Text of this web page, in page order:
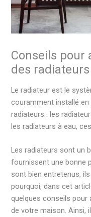
Conseils pour
des
Le radiateur est le
couramment installé
radiateurs : les
les radiateurs à eau,
Les radiateurs sont un
fournissent une bonne
sont bien entretenus,
pourquoi, dans cet
quelques conseils pour
de votre maison.